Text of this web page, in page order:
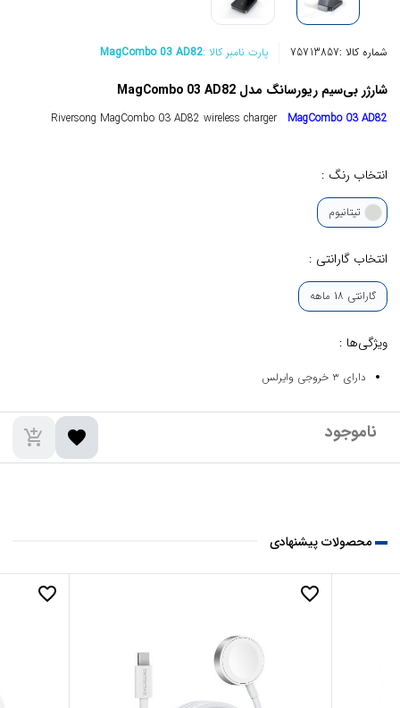
شماره کالا :75713857 پارت نامبر کالا :MagCombo 03 AD82
شارژر بی‌سیم ریورسانگ مدل MagCombo 03 AD82
Riversong MagCombo 03 AD82 wireless charger MagCombo 03 AD82
انتخاب رنگ :
تیتانیوم
انتخاب گارانتی :
گارانتی 18 ماهه
ویژگی‌ها :
دارای ۳ خروجی وایرلس
add_shopping_cart favorite
محصولات پیشنهادی
favorite_border
favorite_border